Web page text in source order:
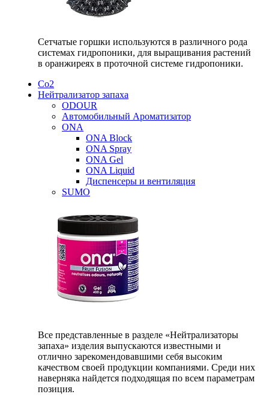
Сетчатые горшки используются в различного рода
системах гидропоники, для выращивания растений
в оранжиреях в проточной системе гидропоники.
Со2
Нейтрализатор запаха
ODOUR
Автомобильный Ароматизатор
ONA
ONA Block
ONA Spray
ONA Gel
ONA Liquid
Диспенсеры и вентиляция
SUMO
Все представленные в разделе «Нейтрализаторы
запаха» изделия выпускаются известными и
отлично зарекомендовавшими себя высоким
качеством своей продукции компаниями. Среди них
наверняка найдется подходящая по всем параметрам
позиция.